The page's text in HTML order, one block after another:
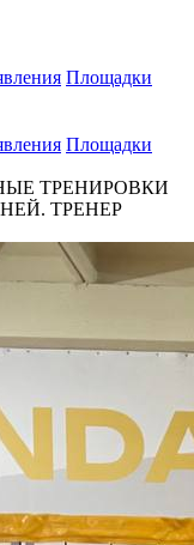
Площадки
Площадки
ТРЕНИРОВКИ
ТРЕНЕР